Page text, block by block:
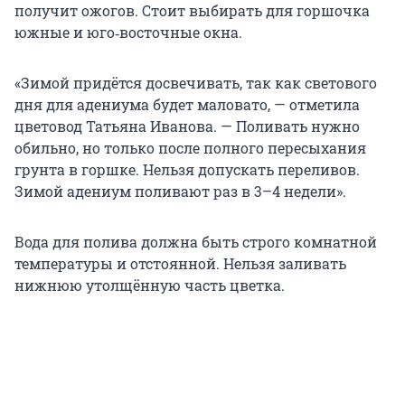
получит ожогов. Стоит выбирать для горшочка
южные и юго‑восточные окна.
«Зимой придётся досвечивать, так как светового
дня для адениума будет маловато, — отметила
цветовод Татьяна Иванова. — Поливать нужно
обильно, но только после полного пересыхания
грунта в горшке. Нельзя допускать переливов.
Зимой адениум поливают раз в 3–4 недели».
Вода для полива должна быть строго комнатной
температуры и отстоянной. Нельзя заливать
нижнюю утолщённую часть цветка.